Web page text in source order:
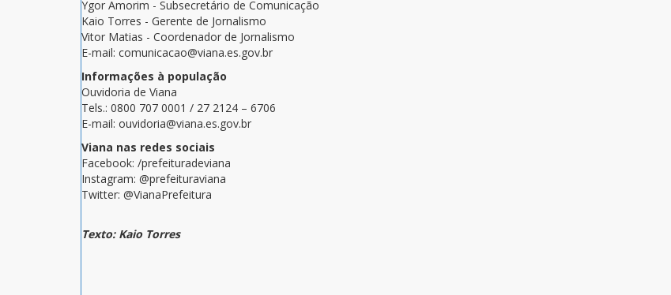
Ygor Amorim - Subsecretário de Comunicação
Kaio Torres - Gerente de Jornalismo
Vitor Matias - Coordenador de Jornalismo
E-mail: comunicacao@viana.es.gov.br
Informações à população
Ouvidoria de Viana
Tels.: 0800 707 0001 / 27 2124 – 6706
E-mail: ouvidoria@viana.es.gov.br
Viana nas redes sociais
Facebook: /prefeituradeviana
Instagram: @prefeituraviana
Twitter: @VianaPrefeitura
Texto: Kaio Torres